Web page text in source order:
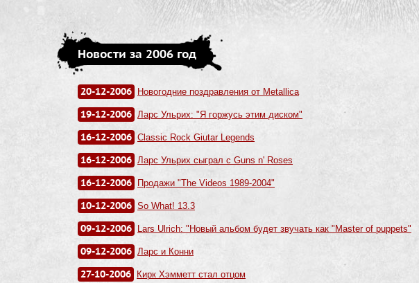
Новости за 2006 год
20-12-2006 Новогодние поздравления от Metallica
19-12-2006 Ларс Ульрих: "Я горжусь этим диском"
16-12-2006 Classic Rock Giutar Legends
16-12-2006 Ларс Ульрих сыграл с Guns n' Roses
16-12-2006 Продажи "The Videos 1989-2004"
10-12-2006 So What! 13.3
09-12-2006 Lars Ulrich: "Новый альбом будет звучать как "Master of puppets"
09-12-2006 Ларс и Конни
27-10-2006 Кирк Хэмметт стал отцом